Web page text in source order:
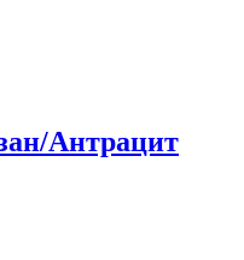
Антрацит